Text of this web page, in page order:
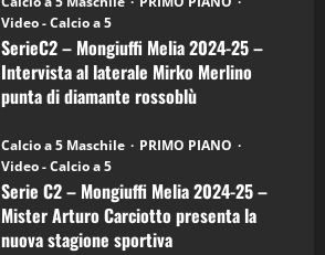
–
Intervista
a
mister
Arturo
Carciotto
(Mongiuffi
Video - Calcio a 5
SerieC2 – Mongiuffi Melia 2024-25 –
Intervista al laterale Mirko Merlino
punta di diamante rossoblù
Calcio a 5 Maschile
PRIMO PIANO
Video - Calcio a 5
Serie C2 – Mongiuffi Melia 2024-25 –
Mister Arturo Carciotto presenta la
nuova stagione sportiva
(Martedi 14 Aprile 2026)
15/04/2026
“SportEmpire” in Podcast: 26^ Puntata
(Martedi 07 Aprile 2026)
08/04/2026